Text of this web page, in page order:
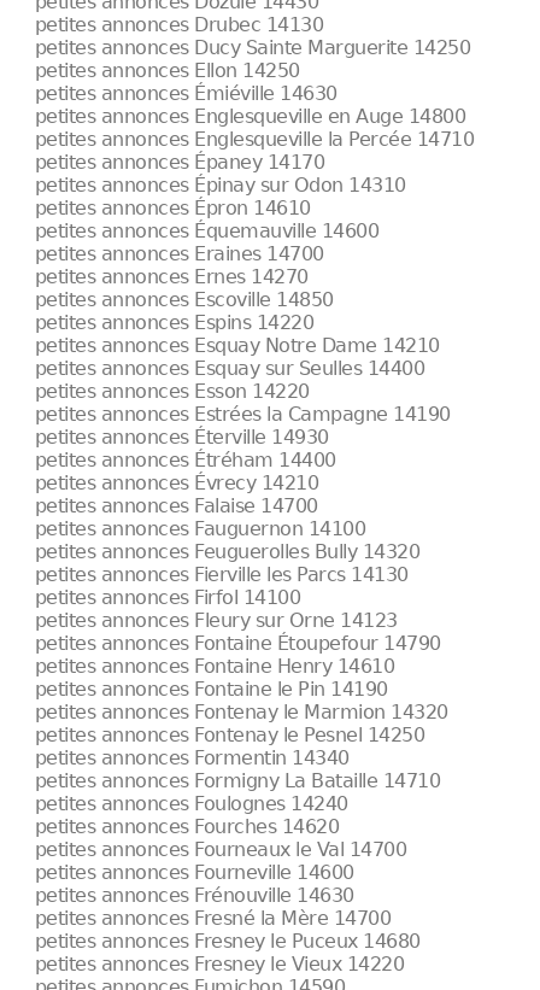
petites annonces Drubec 14130
petites annonces Ducy Sainte Marguerite 14250
petites annonces Ellon 14250
petites annonces Émiéville 14630
petites annonces Englesqueville en Auge 14800
petites annonces Englesqueville la Percée 14710
petites annonces Épaney 14170
petites annonces Épinay sur Odon 14310
petites annonces Épron 14610
petites annonces Équemauville 14600
petites annonces Eraines 14700
petites annonces Ernes 14270
petites annonces Escoville 14850
petites annonces Espins 14220
petites annonces Esquay Notre Dame 14210
petites annonces Esquay sur Seulles 14400
petites annonces Esson 14220
petites annonces Estrées la Campagne 14190
petites annonces Éterville 14930
petites annonces Étréham 14400
petites annonces Évrecy 14210
petites annonces Falaise 14700
petites annonces Fauguernon 14100
petites annonces Feuguerolles Bully 14320
petites annonces Fierville les Parcs 14130
petites annonces Firfol 14100
petites annonces Fleury sur Orne 14123
petites annonces Fontaine Étoupefour 14790
petites annonces Fontaine Henry 14610
petites annonces Fontaine le Pin 14190
petites annonces Fontenay le Marmion 14320
petites annonces Fontenay le Pesnel 14250
petites annonces Formentin 14340
petites annonces Formigny La Bataille 14710
petites annonces Foulognes 14240
petites annonces Fourches 14620
petites annonces Fourneaux le Val 14700
petites annonces Fourneville 14600
petites annonces Frénouville 14630
petites annonces Fresné la Mère 14700
petites annonces Fresney le Puceux 14680
petites annonces Fresney le Vieux 14220